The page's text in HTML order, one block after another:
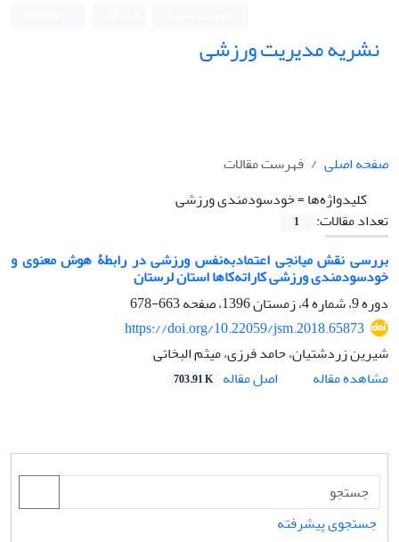
نشریه مدیریت ورزشی
صفحه اصلی
فهرست مقالات
کلیدواژه‌ها =خودسودمندی ورزشی
تعداد مقالات:
1
بررسی نقش میانجی اعتمادبه‌نفس ورزشی در رابطۀ هوش معنوی و
خودسودمندی ورزشی کاراته‌کاها استان لرستان
دوره 9، شماره 4، زمستان 1396، صفحه
663-678
https://doi.org/10.22059/jsm.2018.65873
شیرین زردشتیان، حامد فرزی، میثم البخاتی
مشاهده مقاله
اصل مقاله 703.91 K
جستجوی پیشرفته